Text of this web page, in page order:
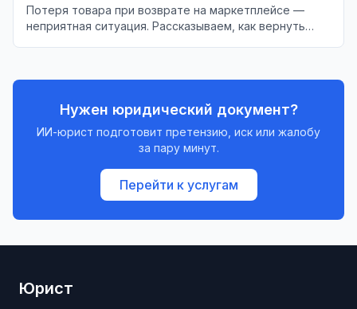
Потеря товара при возврате на маркетплейсе —
неприятная ситуация. Рассказываем, как вернуть
Нужен юридический документ?
ИИ-юрист подготовит претензию, иск или жалобу
за пару минут.
Перейти к услугам
Юрист